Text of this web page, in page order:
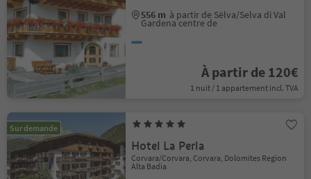
556 m à partir de Sëlva/Selva di Val
Gardena centre de
À partir de 120€
1 nuit / 1 appartement incl. TVA
Sur demande
Hotel La Perla
Corvara/Corvara, Corvara, Dolomites Region
Alta Badia